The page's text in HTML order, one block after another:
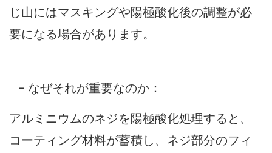
じ山にはマスキングや陽極酸化後の調整が必
要になる場合があります。
- なぜそれが重要なのか：
アルミニウムのネジを陽極酸化処理すると、
コーティング材料が蓄積し、ネジ部分のフィ